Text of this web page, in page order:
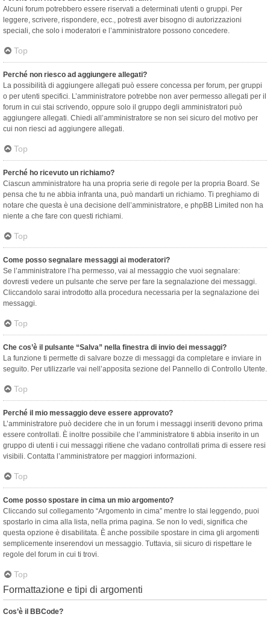
Alcuni forum potrebbero essere riservati a determinati utenti o gruppi. Per
leggere, scrivere, rispondere, ecc., potresti aver bisogno di autorizzazioni
speciali, che solo i moderatori e l’amministratore possono concedere.
Top
Perché non riesco ad aggiungere allegati?
La possibilità di aggiungere allegati può essere concessa per forum, per gruppi
o per utenti specifici. L’amministratore potrebbe non aver permesso allegati per il
forum in cui stai scrivendo, oppure solo il gruppo degli amministratori può
aggiungere allegati. Chiedi all’amministratore se non sei sicuro del motivo per
cui non riesci ad aggiungere allegati.
Top
Perché ho ricevuto un richiamo?
Ciascun amministratore ha una propria serie di regole per la propria Board. Se
pensa che tu ne abbia infranta una, può mandarti un richiamo. Ti preghiamo di
notare che questa è una decisione dell’amministratore, e phpBB Limited non ha
niente a che fare con questi richiami.
Top
Come posso segnalare messaggi ai moderatori?
Se l’amministratore l’ha permesso, vai al messaggio che vuoi segnalare:
dovresti vedere un pulsante che serve per fare la segnalazione dei messaggi.
Cliccandolo sarai introdotto alla procedura necessaria per la segnalazione dei
messaggi.
Top
Che cos’è il pulsante “Salva” nella finestra di invio dei messaggi?
La funzione ti permette di salvare bozze di messaggi da completare e inviare in
seguito. Per utilizzarle vai nell’apposita sezione del Pannello di Controllo Utente.
Top
Perché il mio messaggio deve essere approvato?
L’amministratore può decidere che in un forum i messaggi inseriti devono prima
essere controllati. È inoltre possibile che l’amministratore ti abbia inserito in un
gruppo di utenti i cui messaggi ritiene che vadano controllati prima di essere resi
visibili. Contatta l’amministratore per maggiori informazioni.
Top
Come posso spostare in cima un mio argomento?
Cliccando sul collegamento “Argomento in cima” mentre lo stai leggendo, puoi
spostarlo in cima alla lista, nella prima pagina. Se non lo vedi, significa che
questa opzione è disabilitata. È anche possibile spostare in cima gli argomenti
semplicemente inserendovi un messaggio. Tuttavia, sii sicuro di rispettare le
regole del forum in cui ti trovi.
Top
Formattazione e tipi di argomenti
Cos’è il BBCode?